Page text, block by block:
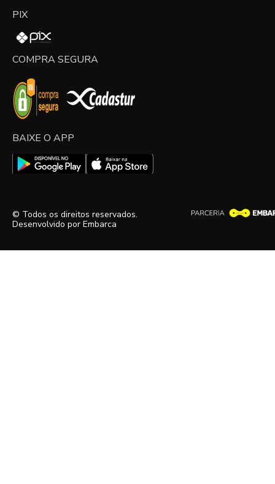
PIX
COMPRA SEGURA
BAIXE O APP
© Todos os direitos reservados.
Desenvolvido por Embarca